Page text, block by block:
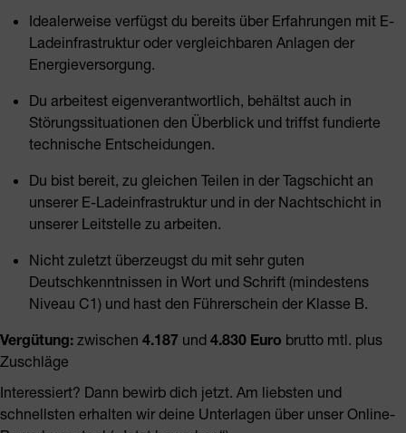
Idealerweise verfügst du bereits über Erfahrungen mit E-
Ladeinfrastruktur oder vergleichbaren Anlagen der
Energieversorgung.
Du arbeitest eigenverantwortlich, behältst auch in
Störungssituationen den Überblick und triffst fundierte
technische Entscheidungen.
Du bist bereit, zu gleichen Teilen in der Tagschicht an
unserer E-Ladeinfrastruktur und in der Nachtschicht in
unserer Leitstelle zu arbeiten.
Nicht zuletzt überzeugst du mit sehr guten
Deutschkenntnissen in Wort und Schrift (mindestens
Niveau C1) und hast den Führerschein der Klasse B.
Vergütung: zwischen 4.187 und 4.830 Euro brutto mtl. plus
Zuschläge
Interessiert? Dann bewirb dich jetzt. Am liebsten und
schnellsten erhalten wir deine Unterlagen über unser Online-